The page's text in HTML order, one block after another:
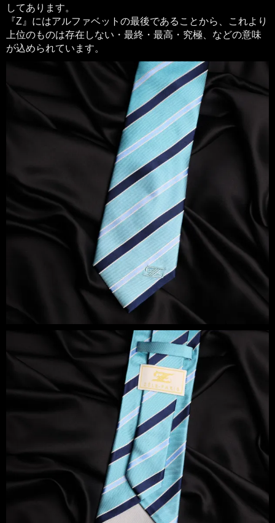
してあります。
『Z』にはアルファベットの最後であることから、これより
上位のものは存在しない・最終・最高・究極、などの意味
が込められています。